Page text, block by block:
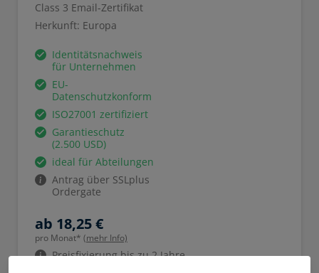
Class 3 Email-Zertifikat
Herkunft: Europa
Identitätsnachweis
für Unternehmen
EU-
Datenschutzkonform
ISO27001 zertifiziert
Garantieschutz
(2.500 USD)
ideal für Abteilungen
Antrag über SSLplus
Ordergate
ab 18,25 €
pro Monat* (mehr Info)
Preisfixierung bis zu 2 Jahre